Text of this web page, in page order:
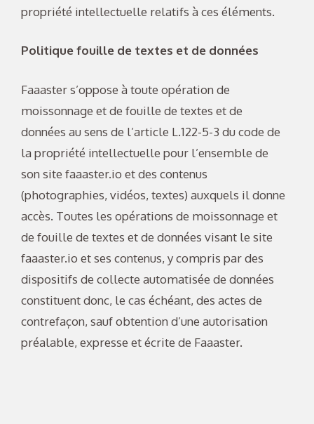
propriété intellectuelle relatifs à ces éléments.
Politique fouille de textes et de données
Faaaster s’oppose à toute opération de
moissonnage et de fouille de textes et de
données au sens de l’article L.122-5-3 du code de
la propriété intellectuelle pour l’ensemble de
son site faaaster.io et des contenus
(photographies, vidéos, textes) auxquels il donne
accès. Toutes les opérations de moissonnage et
de fouille de textes et de données visant le site
faaaster.io et ses contenus, y compris par des
dispositifs de collecte automatisée de données
constituent donc, le cas échéant, des actes de
contrefaçon, sauf obtention d’une autorisation
préalable, expresse et écrite de Faaaster.